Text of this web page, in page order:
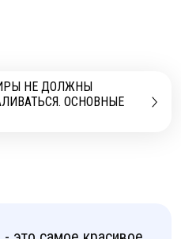
НЕ ДОЛЖНЫ
ОСНОВНЫЕ